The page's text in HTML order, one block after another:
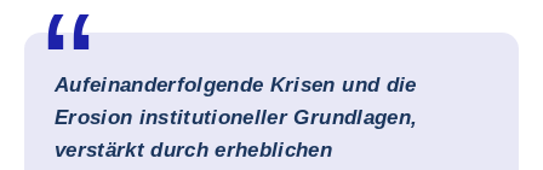
Aufeinanderfolgende Krisen und die
Erosion institutioneller Grundlagen,
verstärkt durch erheblichen